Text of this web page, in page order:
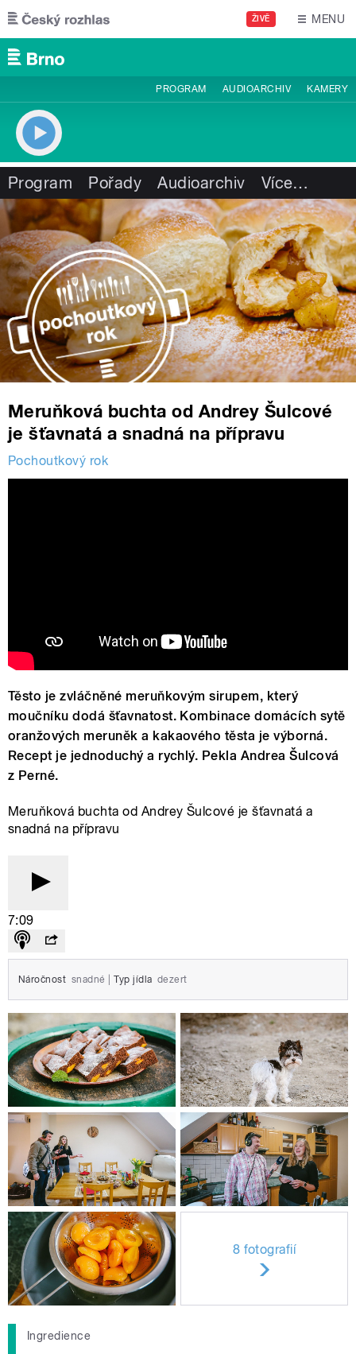
Přejít k hlavnímu obsahu
ŽIVĚ MENU
PROGRAM AUDIOARCHIV KAMERY
Program Pořady Audioarchiv Více…
Meruňková buchta od Andrey Šulcové
je šťavnatá a snadná na přípravu
Pochoutkový rok
Těsto je zvláčněné meruňkovým sirupem, který
moučníku dodá šťavnatost. Kombinace domácích sytě
oranžových meruněk a kakaového těsta je výborná.
Recept je jednoduchý a rychlý. Pekla Andrea Šulcová
z Perné.
Meruňková buchta od Andrey Šulcové je šťavnatá a
snadná na přípravu
7:09
Náročnost snadné Typ jídla dezert
8 fotografií
Ingredience